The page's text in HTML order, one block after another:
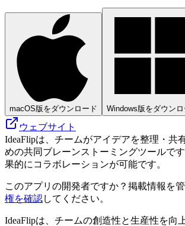
macOS版をダウンロード Windows版をダウンロ
ウェブサイト
IdeaFlipは、チームがアイデアを整理・共
めの共同ブレーンストーミングツールで
果的にコラボレーションが可能です。
このアプリの開発者ですか？掲載情報を管
権を確認してください。
IdeaFlipは、チームの創造性と生産性を向